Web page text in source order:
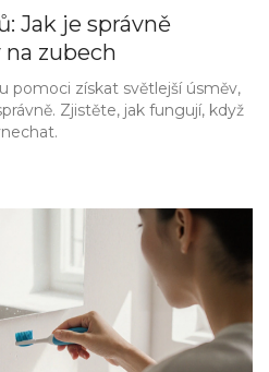
Jak je správně
zubech
pomoci získat světlejší úsměv,
Zjistěte, jak fungují, když